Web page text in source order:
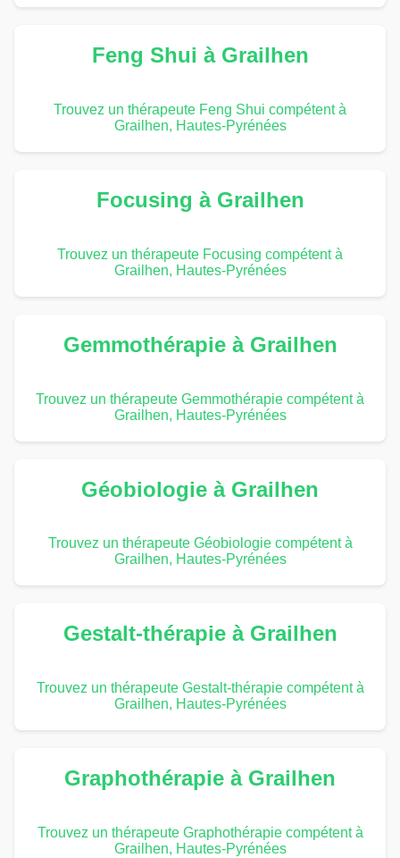
Feng Shui à Grailhen
Trouvez un thérapeute Feng Shui compétent à
Grailhen, Hautes-Pyrénées
Focusing à Grailhen
Trouvez un thérapeute Focusing compétent à
Grailhen, Hautes-Pyrénées
Gemmothérapie à Grailhen
Trouvez un thérapeute Gemmothérapie compétent à
Grailhen, Hautes-Pyrénées
Géobiologie à Grailhen
Trouvez un thérapeute Géobiologie compétent à
Grailhen, Hautes-Pyrénées
Gestalt-thérapie à Grailhen
Trouvez un thérapeute Gestalt-thérapie compétent à
Grailhen, Hautes-Pyrénées
Graphothérapie à Grailhen
Trouvez un thérapeute Graphothérapie compétent à
Grailhen, Hautes-Pyrénées